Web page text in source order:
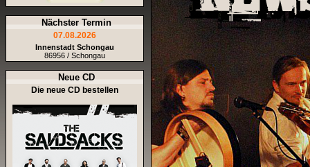
Nächster Termin
07.08.2026
Innenstadt Schongau
86956 / Schongau
Neue CD
Die neue CD bestellen